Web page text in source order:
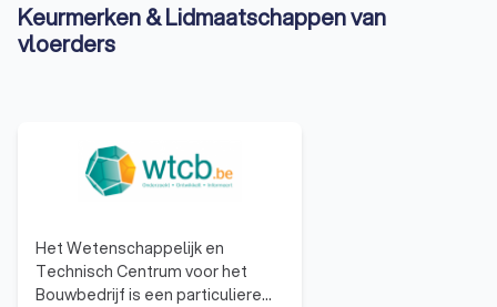
Keurmerken & Lidmaatschappen van
vloerders
Het Wetenschappelijk en
Technisch Centrum voor het
Bouwbedrijf is een particuliere